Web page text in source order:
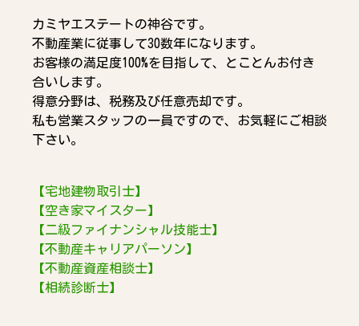
カミヤエステートの神谷です。
不動産業に従事して30数年になります。
お客様の満足度100%を目指して、とことんお付き
合いします。
得意分野は、税務及び任意売却です。
私も営業スタッフの一員ですので、お気軽にご相談
下さい。
【宅地建物取引士】
【空き家マイスター】
【二級ファイナンシャル技能士】
【不動産キャリアパーソン】
【不動産資産相談士】
【相続診断士】